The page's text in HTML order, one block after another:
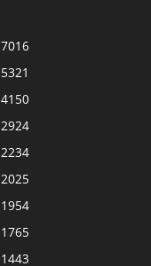
7016
5321
4150
2924
2234
2025
1954
1765
1443